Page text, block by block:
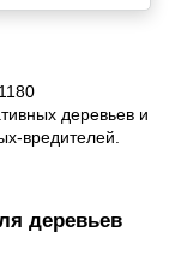
деревьев и
вредителей.
деревьев